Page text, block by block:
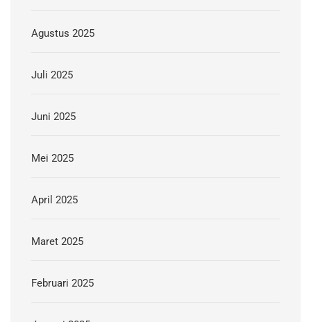
Agustus 2025
Juli 2025
Juni 2025
Mei 2025
April 2025
Maret 2025
Februari 2025